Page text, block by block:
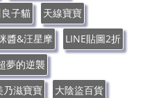
子貓
天線寶寶
醬&汪星摩
LINE貼圖2折
夢的逆襲
乃滋寶寶
大陰盜百貨